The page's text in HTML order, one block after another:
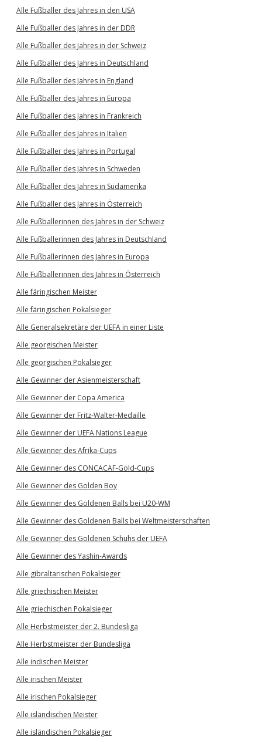
Alle Fußballer des Jahres in den USA
Alle Fußballer des Jahres in der DDR
Alle Fußballer des Jahres in der Schweiz
Alle Fußballer des Jahres in Deutschland
Alle Fußballer des Jahres in England
Alle Fußballer des Jahres in Europa
Alle Fußballer des Jahres in Frankreich
Alle Fußballer des Jahres in Italien
Alle Fußballer des Jahres in Portugal
Alle Fußballer des Jahres in Schweden
Alle Fußballer des Jahres in Südamerika
Alle Fußballer des Jahres in Österreich
Alle Fußballerinnen des Jahres in der Schweiz
Alle Fußballerinnen des Jahres in Deutschland
Alle Fußballerinnen des Jahres in Europa
Alle Fußballerinnen des Jahres in Österreich
Alle färingischen Meister
Alle färingischen Pokalsieger
Alle Generalsekretäre der UEFA in einer Liste
Alle georgischen Meister
Alle georgischen Pokalsieger
Alle Gewinner der Asienmeisterschaft
Alle Gewinner der Copa America
Alle Gewinner der Fritz-Walter-Medaille
Alle Gewinner der UEFA Nations League
Alle Gewinner des Afrika-Cups
Alle Gewinner des CONCACAF-Gold-Cups
Alle Gewinner des Golden Boy
Alle Gewinner des Goldenen Balls bei U20-WM
Alle Gewinner des Goldenen Balls bei Weltmeisterschaften
Alle Gewinner des Goldenen Schuhs der UEFA
Alle Gewinner des Yashin-Awards
Alle gibraltarischen Pokalsieger
Alle griechischen Meister
Alle griechischen Pokalsieger
Alle Herbstmeister der 2. Bundesliga
Alle Herbstmeister der Bundesliga
Alle indischen Meister
Alle irischen Meister
Alle irischen Pokalsieger
Alle isländischen Meister
Alle isländischen Pokalsieger